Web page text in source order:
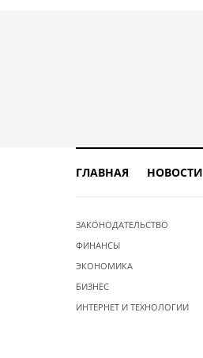
ГЛАВНАЯ НОВОСТИ
ЗАКОНОДАТЕЛЬСТВО
ФИНАНСЫ
ЭКОНОМИКА
БИЗНЕС
ИНТЕРНЕТ И ТЕХНОЛОГИИ